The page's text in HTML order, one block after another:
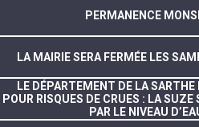
PERMANENCE
LA MAIRIE SERA FERMÉE LES
LE DÉPARTEMENT DE LA
POUR RISQUES DE CRUES : LA
PAR LE NIVEAU